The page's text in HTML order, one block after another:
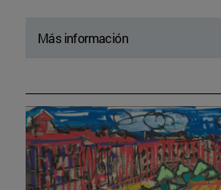
Más información